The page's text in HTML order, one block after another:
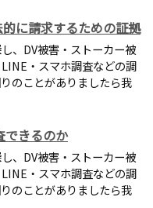
に請求するための証拠
、DV被害・ストーカー被
・スマホ調査などの調
のことがありましたら我
できるのか
、DV被害・ストーカー被
・スマホ調査などの調
のことがありましたら我